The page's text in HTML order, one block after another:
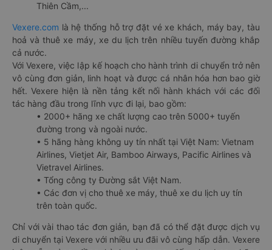
Thiên Cầm,...
Vexere.com là hệ thống hỗ trợ đặt vé xe khách, máy bay, tàu
hoả và thuê xe máy, xe du lịch trên nhiều tuyến đường khắp
cả nước.
Với Vexere, việc lập kế hoạch cho hành trình di chuyển trở nên
vô cùng đơn giản, linh hoạt và được cá nhân hóa hơn bao giờ
hết. Vexere hiện là nền tảng kết nối hành khách với các đối
tác hàng đầu trong lĩnh vực đi lại, bao gồm:
• 2000+ hãng xe chất lượng cao trên 5000+ tuyến
đường trong và ngoài nước.
• 5 hãng hàng không uy tín nhất tại Việt Nam: Vietnam
Airlines, Vietjet Air, Bamboo Airways, Pacific Airlines và
Vietravel Airlines.
• Tổng công ty Đường sắt Việt Nam.
• Các đơn vị cho thuê xe máy, thuê xe du lịch uy tín
trên toàn quốc.
Chỉ với vài thao tác đơn giản, bạn đã có thể đặt được dịch vụ
di chuyển tại Vexere với nhiều ưu đãi vô cùng hấp dẫn. Vexere